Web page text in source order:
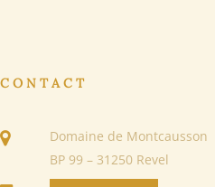
CONTACT
Domaine de Montcausson
BP 99 – 31250 Revel